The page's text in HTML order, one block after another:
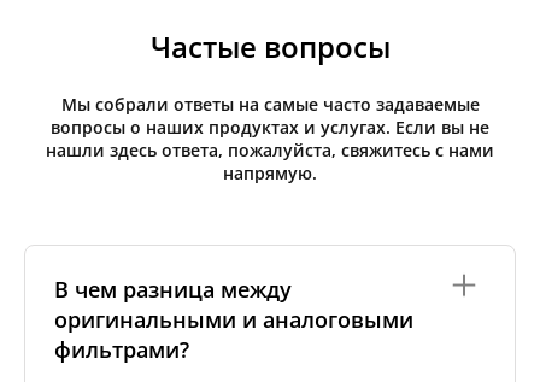
Частые вопросы
Мы собрали ответы на самые часто задаваемые
вопросы о наших продуктах и услугах. Если вы не
нашли здесь ответа, пожалуйста, свяжитесь с нами
напрямую.
В чем разница между
оригинальными и аналоговыми
фильтрами?